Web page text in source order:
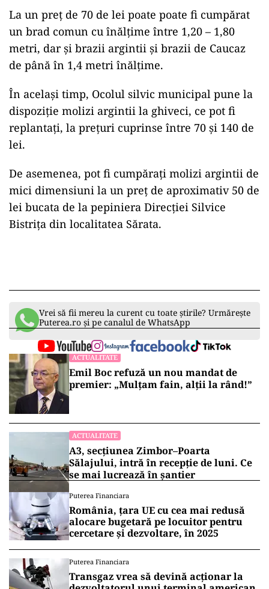
La un preț de 70 de lei poate poate fi cumpărat
un brad comun cu înălţime între 1,20 – 1,80
metri, dar și brazii argintii şi brazii de Caucaz
de până în 1,4 metri înălţime.
În același timp, Ocolul silvic municipal pune la
dispoziție molizi argintii la ghiveci, ce pot fi
replantați, la preţuri cuprinse între 70 şi 140 de
lei.
De asemenea, pot fi cumpărați molizi argintii de
mici dimensiuni la un preț de aproximativ 50 de
lei bucata de la pepiniera Direcţiei Silvice
Bistriţa din localitatea Sărata.
Vrei să fii mereu la curent cu toate știrile? Urmărește
Puterea.ro și pe canalul de WhatsApp
ACTUALITATE
Emil Boc refuză un nou mandat de
premier: „Mulțam fain, alții la rând!”
ACTUALITATE
A3, secțiunea Zimbor–Poarta
Sălajului, intră în recepție de luni. Ce
se mai lucrează în șantier
Puterea Financiara
România, țara UE cu cea mai redusă
alocare bugetară pe locuitor pentru
cercetare și dezvoltare, în 2025
Puterea Financiara
Transgaz vrea să devină acționar la